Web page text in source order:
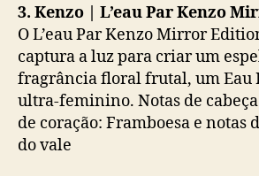
3. Kenzo | L’eau Par Kenzo
O L’eau Par Kenzo Mirror
captura a luz para criar um
fragrância floral frutal, um Eau
ultra-feminino. Notas de
de coração: Framboesa e notas
do vale